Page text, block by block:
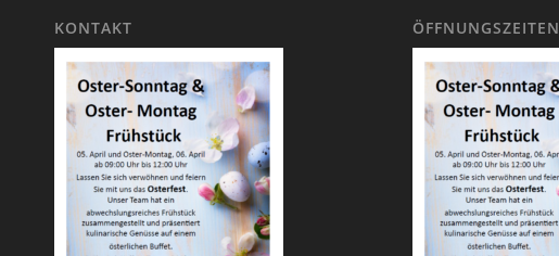
KONTAKT ÖFFNUNGSZEITEN